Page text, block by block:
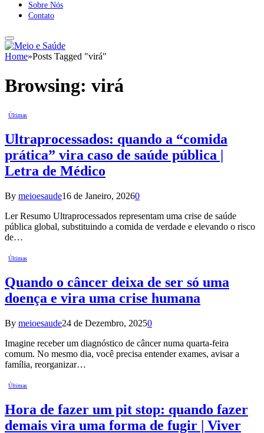
Sobre Nós
Contato
Home»Posts Tagged "virá"
Browsing: virá
Últimas
Ultraprocessados: quando a “comida
prática” vira caso de saúde pública |
Letra de Médico
By meioesaude16 de Janeiro, 20260
Ler Resumo Ultraprocessados representam uma crise de saúde
pública global, substituindo a comida de verdade e elevando o risco
de…
Últimas
Quando o câncer deixa de ser só uma
doença e vira uma crise humana
By meioesaude24 de Dezembro, 20250
Imagine receber um diagnóstico de câncer numa quarta-feira
comum. No mesmo dia, você precisa entender exames, avisar a
família, reorganizar…
Últimas
Hora de fazer um pit stop: quando fazer
demais vira uma forma de fugir | Viver